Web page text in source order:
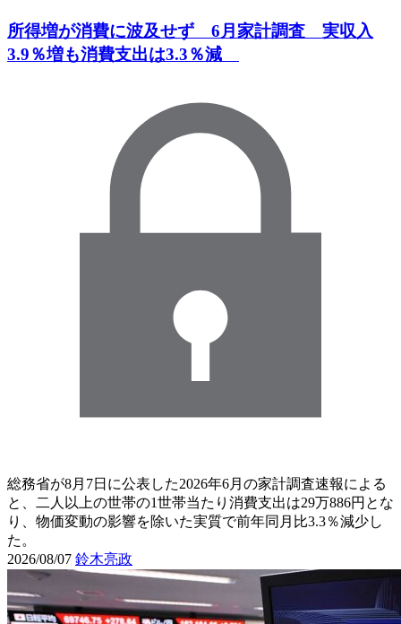
所得増が消費に波及せず 6月家計調査 実収入
3.9％増も消費支出は3.3％減
総務省が8月7日に公表した2026年6月の家計調査速報による
と、二人以上の世帯の1世帯当たり消費支出は29万886円とな
り、物価変動の影響を除いた実質で前年同月比3.3％減少し
た。
2026/08/07 鈴木亮政